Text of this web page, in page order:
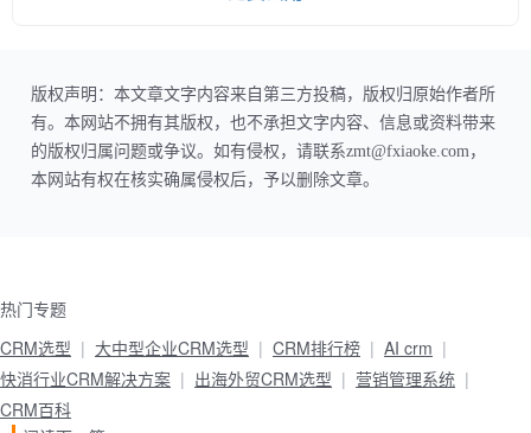
版权声明：本文章文字内容来自第三方投稿，版权归原始作者所
有。本网站不拥有其版权，也不承担文字内容、信息或资料带来
的版权归属问题或争议。如有侵权，请联系zmt@fxiaoke.com，
本网站有权在核实确属侵权后，予以删除文章。
热门专题
CRM选型
大中型企业CRM选型 CRM排行榜
AI crm
快消行业CRM解决方案
出海外贸CRM选型
营销管理系统
CRM百科